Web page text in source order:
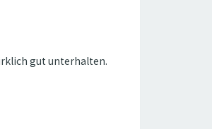
gut unterhalten.